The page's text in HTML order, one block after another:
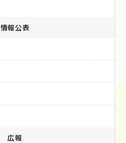
情報公表
広報